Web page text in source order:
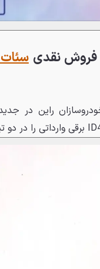
فروش نقدیسئات
راین در